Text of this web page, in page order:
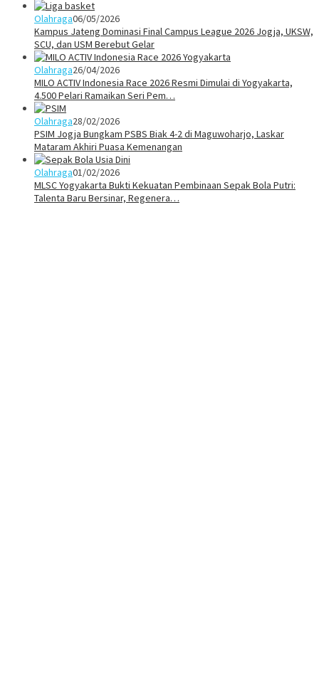
Olahraga06/05/2026
Kampus Jateng Dominasi Final Campus League 2026 Jogja, UKSW,
SCU, dan USM Berebut Gelar
Olahraga26/04/2026
MILO ACTIV Indonesia Race 2026 Resmi Dimulai di Yogyakarta,
4.500 Pelari Ramaikan Seri Pem…
Olahraga28/02/2026
PSIM Jogja Bungkam PSBS Biak 4-2 di Maguwoharjo, Laskar
Mataram Akhiri Puasa Kemenangan
Olahraga01/02/2026
MLSC Yogyakarta Bukti Kekuatan Pembinaan Sepak Bola Putri:
Talenta Baru Bersinar, Regenera…